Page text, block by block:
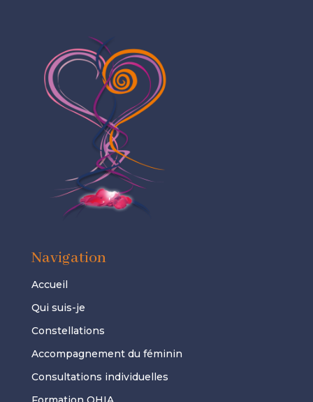
Navigation
Accueil
Qui suis-je
Constellations
Accompagnement du féminin
Consultations individuelles